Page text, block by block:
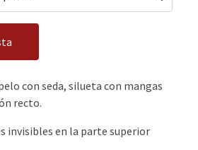
con seda, silueta con mangas
recto.
invisibles en la parte superior